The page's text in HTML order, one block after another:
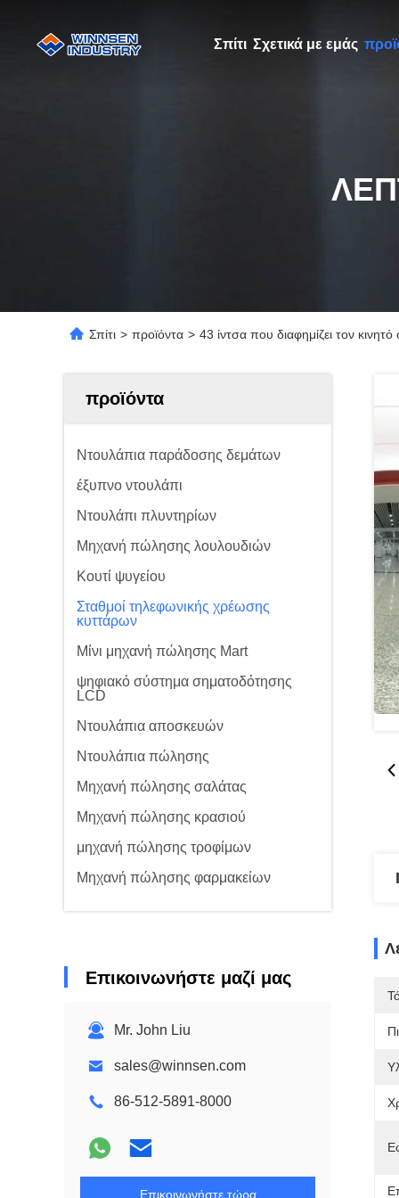
Σπίτι Σχετικά με εμάς
Σπίτι > προϊόντα > 43 ίντσα που διαφημίζει τον
προϊόντα
Ντουλάπια παράδοσης δεμάτων
έξυπνο ντουλάπι
Ντουλάπι πλυντηρίων
Μηχανή πώλησης λουλουδιών
Κουτί ψυγείου
Σταθμοί τηλεφωνικής χρέωσης
κυττάρων
Μίνι μηχανή πώλησης Mart
ψηφιακό σύστημα σηματοδότησης
LCD
Ντουλάπια αποσκευών
Ντουλάπια πώλησης
Μηχανή πώλησης σαλάτας
Μηχανή πώλησης κρασιού
μηχανή πώλησης τροφίμων
Μηχανή πώλησης φαρμακείων
Επικοινωνήστε μαζί μας
Mr. John Liu
sales@winnsen.com
86-512-5891-8000
Επικοινωνήστε τώρα